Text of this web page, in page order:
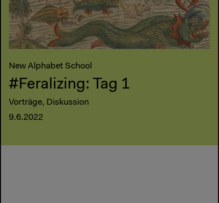
New Alphabet School
#Feralizing: Tag 1
Vorträge, Diskussion
9.6.2022